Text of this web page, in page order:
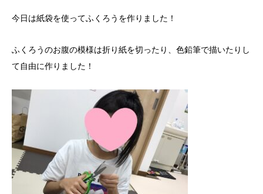
今日は紙袋を使ってふくろうを作りました！
ふくろうのお腹の模様は折り紙を切ったり、色鉛筆で描いたりし
て自由に作りました！